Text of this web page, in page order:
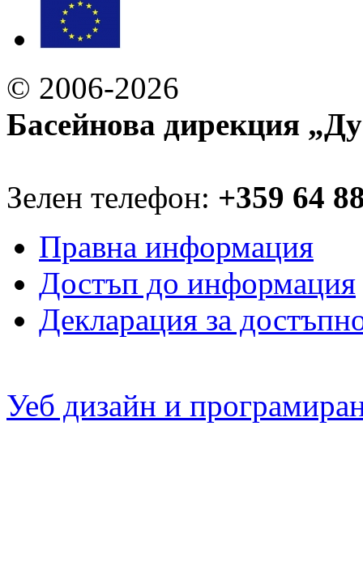
© 2006-2026
Басейнова дирекция
Зелен телефон: +359 64
Правна информация
Достъп до информация
Декларация за
Уеб дизайн и